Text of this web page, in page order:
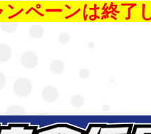
ペーンは終了